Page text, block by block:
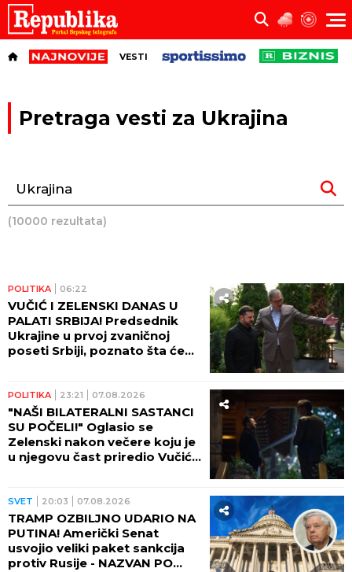
VESTI
Pretraga vesti za Ukrajina
(10000 rezultata)
POLITIKA 06:22
VUČIĆ I ZELENSKI DANAS U
PALATI SRBIJA! Predsednik
Ukrajine u prvoj zvaničnoj
poseti Srbiji, poznato šta će
POLITIKA 23:21 07.08.2026
"NAŠI BILATERALNI SASTANCI
SU POČELI!" Oglasio se
Zelenski nakon večere koju je
u njegovu čast priredio Vučić!
SVET 20:03 07.08.2026
TRAMP OZBILJNO UDARIO NA
PUTINA! Američki Senat
usvojio veliki paket sankcija
protiv Rusije - NAZVAN PO